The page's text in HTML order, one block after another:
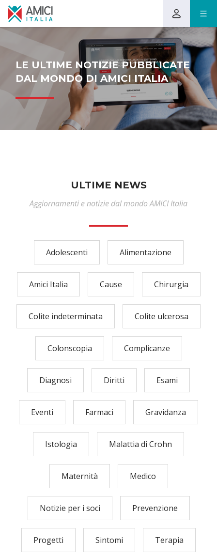
LE ULTIME NOTIZIE PUBBLICATE
DAL MONDO DI AMICI ITALIA
ULTIME NEWS
Aggiornamenti e notizie dal mondo AMICI Italia
Adolescenti Alimentazione
Amici Italia Cause Chirurgia
Colite indeterminata Colite ulcerosa
Colonscopia Complicanze
Diagnosi Diritti Esami
Eventi Farmaci Gravidanza
Istologia Malattia di Crohn
Maternità Medico
Notizie per i soci Prevenzione
Progetti Sintomi Terapia